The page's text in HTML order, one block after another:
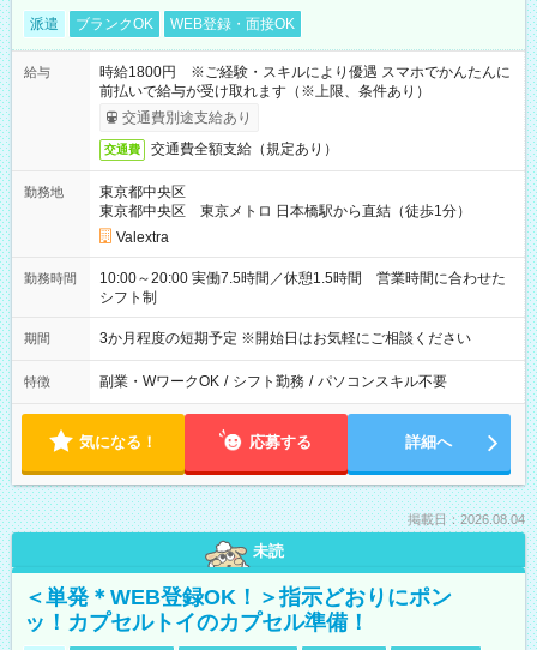
派遣 ブランクOK WEB登録・面接OK
給与
時給1800円 ※ご経験・スキルにより優遇 スマホでかんたんに
前払いで給与が受け取れます（※上限、条件あり）
交通費別途支給あり
交通費 交通費全額支給（規定あり）
勤務地
東京都中央区
東京都中央区 東京メトロ 日本橋駅から直結（徒歩1分）
Valextra
勤務時間
10:00～20:00 実働7.5時間／休憩1.5時間 営業時間に合わせた
シフト制
期間 3か月程度の短期予定 ※開始日はお気軽にご相談ください
特徴 副業・WワークOK / シフト勤務 / パソコンスキル不要
気になる！ 応募する 詳細へ
掲載日：2026.08.04
未読
＜単発＊WEB登録OK！＞指示どおりにポン
ッ！カプセルトイのカプセル準備！